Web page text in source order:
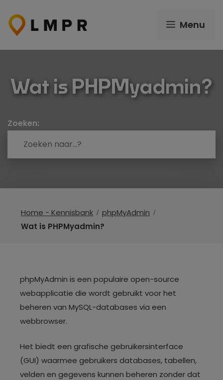
naar
inhoud
Menu
Wat is PHPMyadmin?
Zoeken:
Home - Kennisbank
phpMyAdmin
Wat is PHPMyadmin?
phpMyAdmin is een populaire open-source
webapplicatie die wordt gebruikt voor het
beheren van MySQL-databases via een
webbrowser.
Het biedt een grafische gebruikersinterface
(GUI) waarmee gebruikers databases, tabellen,
velden en gegevens kunnen beheren zonder dat